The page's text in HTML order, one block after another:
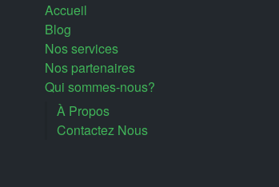
Accueil
Blog
Nos services
Nos partenaires
Qui sommes-nous?
À Propos
Contactez Nous